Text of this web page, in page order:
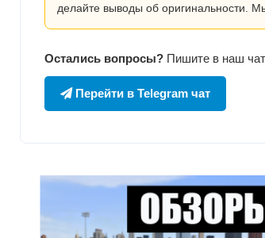
делайте выводы об оригинальности.
Остались вопросы? Пишите в наш
Перейти в Telegram чат